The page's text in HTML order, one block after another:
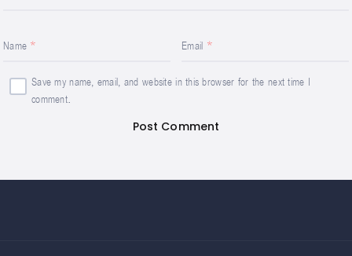
Name Email
Save my name, email, and website in this browser for the next time I
comment.